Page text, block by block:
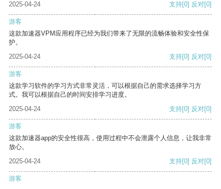
2025-04-24 支持[0] 反对[0]
游客
这款加速器VPM应用程序已经为我们带来了无限的流畅体验和安全性保
护。
2025-04-24
支持[0] 反对[0]
游客
这款学习软件的学习方式非常灵活，可以根据自己的需求选择学习方
式。我可以根据自己的时间安排学习进度。
2025-04-24
支持[0] 反对[0]
游客
这款加速器app的安全性很高，使用过程中不会泄露个人信息，让我非常
放心。
2025-04-24
支持[0] 反对[0]
游客